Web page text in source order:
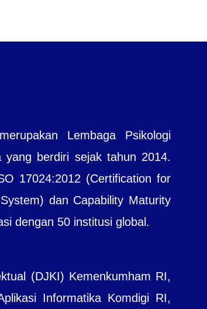
Lembaga Psikologi
yang berdiri sejak tahun 2014.
17024:2012 (Certification for
dan Capability Maturity
dengan 50 institusi global.
(DJKI) Kemenkumham RI,
Informatika Komdigi RI,